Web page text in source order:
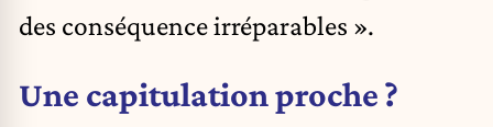
des conséquence irréparables ».
Une capitulation proche ?